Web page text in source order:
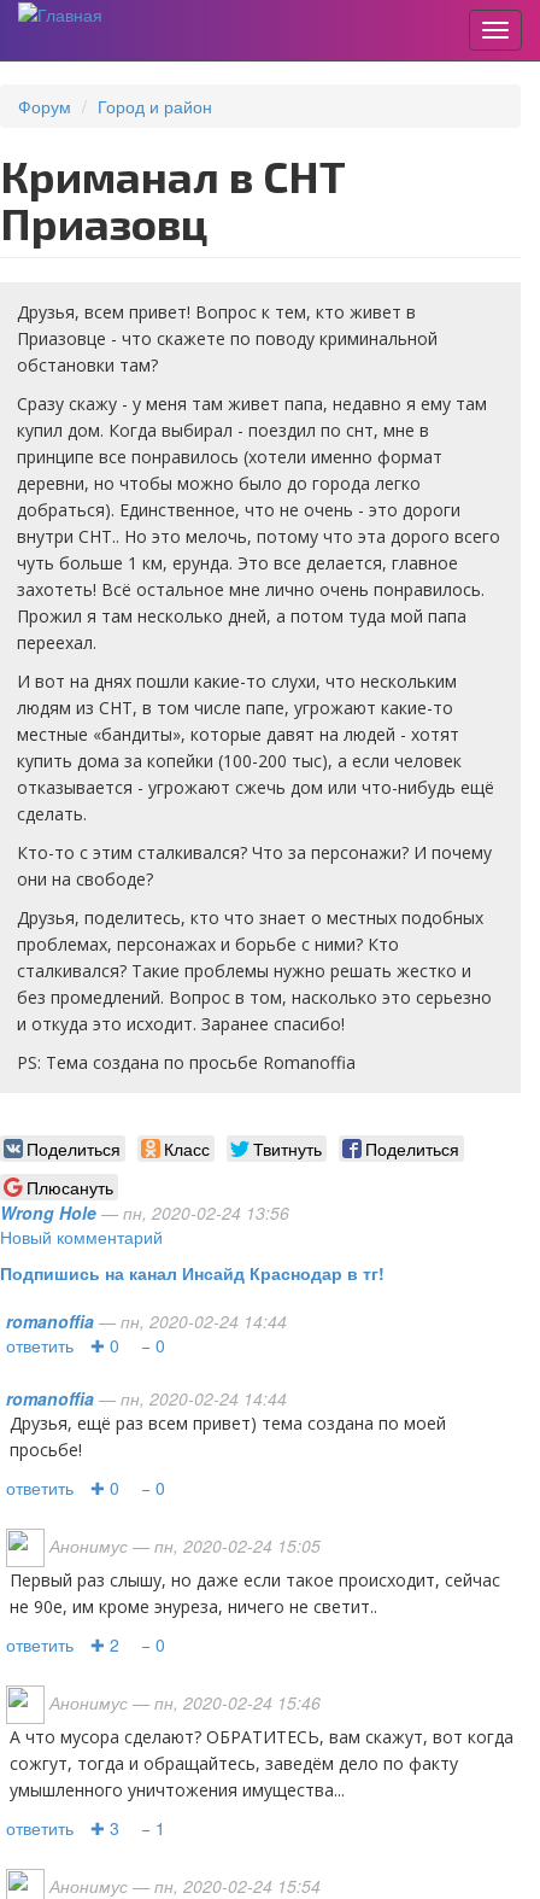
основному
Форум Город и район
Криманал в СНТ
Приазовц
Друзья, всем привет! Вопрос к тем, кто живет в
Приазовце - что скажете по поводу криминальной
обстановки там?
Сразу скажу - у меня там живет папа, недавно я ему там
купил дом. Когда выбирал - поездил по снт, мне в
принципе все понравилось (хотели именно формат
деревни, но чтобы можно было до города легко
добраться). Единственное, что не очень - это дороги
внутри СНТ.. Но это мелочь, потому что эта дорого всего
чуть больше 1 км, ерунда. Это все делается, главное
захотеть! Всё остальное мне лично очень понравилось.
Прожил я там несколько дней, а потом туда мой папа
переехал.
И вот на днях пошли какие-то слухи, что нескольким
людям из СНТ, в том числе папе, угрожают какие-то
местные «бандиты», которые давят на людей - хотят
купить дома за копейки (100-200 тыс), а если человек
отказывается - угрожают сжечь дом или что-нибудь ещё
сделать.
Кто-то с этим сталкивался? Что за персонажи? И почему
они на свободе?
Друзья, поделитесь, кто что знает о местных подобных
проблемах, персонажах и борьбе с ними? Кто
сталкивался? Такие проблемы нужно решать жестко и
без промедлений. Вопрос в том, насколько это серьезно
и откуда это исходит. Заранее спасибо!
PS: Тема создана по просьбе Romanoffia
Поделиться Класс Твитнуть
Поделиться
Плюсануть
Wrong Hole — пн, 2020-02-24 13:56
Новый комментарий
Подпишись на канал Инсайд Краснодар в тг!
romanoffia — пн, 2020-02-24 14:44
ответить
✚ 0 − 0
romanoffia — пн, 2020-02-24 14:44
Друзья, ещё раз всем привет) тема создана по моей
просьбе!
ответить ✚ 0 − 0
Анонимус — пн, 2020-02-24 15:05
Первый раз слышу, но даже если такое происходит, сейчас
не 90е, им кроме энуреза, ничего не светит..
ответить ✚ 2 − 0
Анонимус — пн, 2020-02-24 15:46
А что мусора сделают? ОБРАТИТЕСЬ, вам скажут, вот когда
сожгут, тогда и обращайтесь, заведём дело по факту
умышленного уничтожения имущества...
ответить ✚ 3 − 1
Анонимус — пн, 2020-02-24 15:54